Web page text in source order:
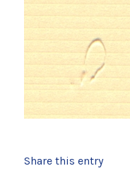
Share this entry